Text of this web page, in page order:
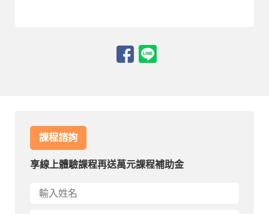
課程諮詢
享線上體驗課程再送萬元課程補助金